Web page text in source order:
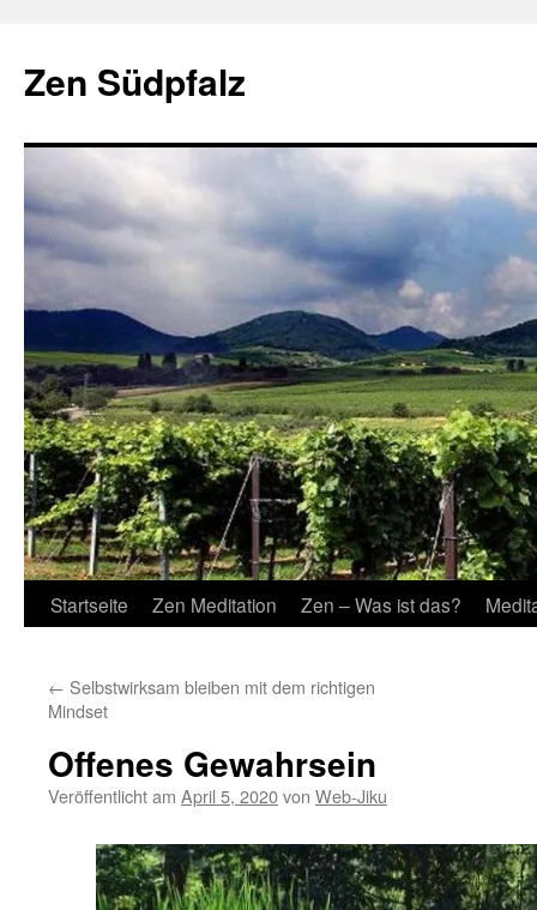
springen
Zen Südpfalz
Startseite Zen Meditation Zen – Was ist das?
← Selbstwirksam bleiben mit dem richtigen
Mindset
Offenes Gewahrsein
Veröffentlicht am April 5, 2020von Web-Jiku